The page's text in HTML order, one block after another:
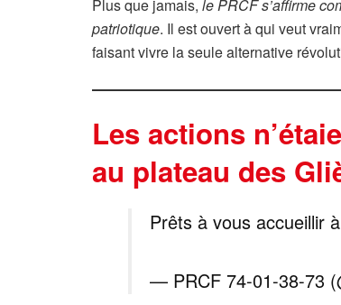
Plus que jamais, le PRCF s’affirme
patriotique. Il est ouvert à qui veut
faisant vivre la seule alternative
Les actions
au plateau des
Prêts à vous accueillir
— PRCF 74-01-38-73